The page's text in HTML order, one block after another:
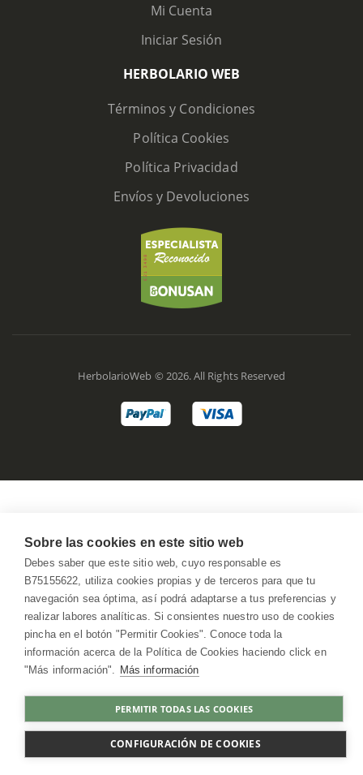
Mi Cuenta
Iniciar Sesión
HERBOLARIO WEB
Términos y Condiciones
Política Cookies
Política Privacidad
Envíos y Devoluciones
HerbolarioWeb © 2026. All Rights Reserved
Sobre las cookies en este sitio web
Debes saber que este sitio web, cuyo responsable es
B75155622, utiliza cookies propias y de terceros para que tu
navegación sea óptima, así podrá adaptarse a tus preferencias y
realizar labores analíticas. Si consientes nuestro uso de cookies
pincha en el botón "Permitir Cookies". Conoce toda la
información acerca de la Política de Cookies haciendo click en
"Más información". Más información
PERMITIR TODAS LAS COOKIES
CONFIGURACIÓN DE COOKIES